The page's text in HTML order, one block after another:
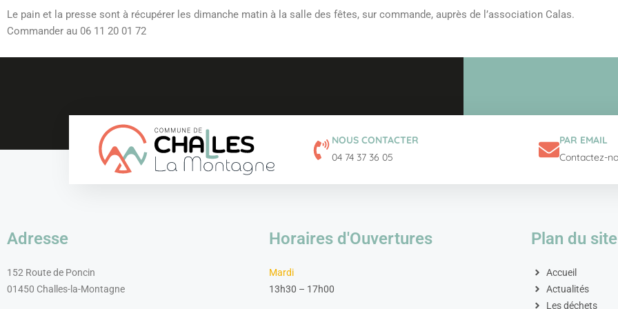
Le pain et la presse sont à récupérer les dimanche matin à la salle des fêtes, sur commande, auprès de l’association Calas.
Commander au 06 11 20 01 72
NOUS CONTACTER
04 74 37 36 05
PAR EMAIL
Contactez-
Adresse
152 Route de Poncin
01450 Challes-la-Montagne
Horaires d'Ouvertures
Mardi
13h30 – 17h00
Plan du site
Accueil
Actualités
Les déchets